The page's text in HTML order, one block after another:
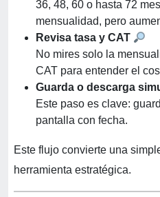
36, 48, 60 o hasta 72
mensualidad, pero
Revisa tasa y CAT
No mires solo la
CAT para entender el
Guarda o descarga
Este paso es clave:
pantalla con fecha.
Este flujo convierte una
herramienta estratégica.